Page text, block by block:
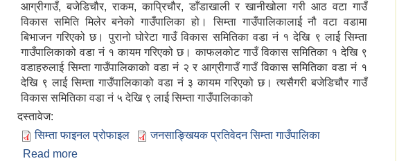
आग्रीगाउँ, बजेडिचौर, राकम, काप्रिचौर, डाँडाखाली र खानीखोला गरी आठ वटा गाउँ
विकास समिति मिलेर बनेको गाउँपालिका हो। सिम्ता गाउँपालिकालाई नौ वटा वडामा
बिभाजन गरिएको छ। पुरानो घोरेटा गाउँ विकास समितिका वडा नं १ देखि ९ लाई सिम्ता
गाउँपालिकाको वडा नं १ कायम गरिएको छ। काफलकोट गाउँ विकास समितिका १ देखि ९
वडाहरुलाई सिम्ता गाउँपालिकाको वडा नं २ र आग्रीगाउँ गाउँ विकास समितिका वडा नं १
देखि ९ लाई सिम्ता गाउँपालिकाको वडा नं ३ कायम गरिएको छ। त्यसैगरी बजेडिचौर गाउँ
विकास समितिका वडा नं ५ देखि ९ लाई सिम्ता गाउँपालिकाको
दस्तावेज:
सिम्ता फाइनल प्रोफाइल
जनसाङ्खियक प्रतिवेदन सिम्ता गाउँपालिका
Read more